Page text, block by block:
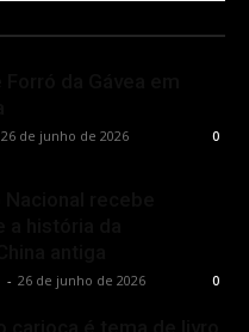
26 de junho de 2026 0
- 26 de junho de 2026 0